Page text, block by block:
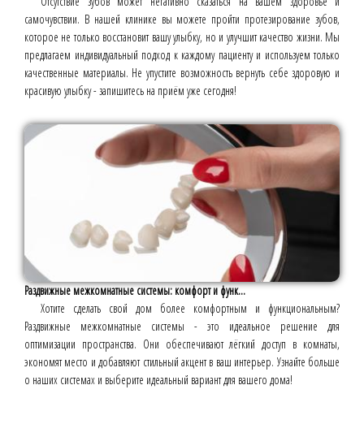
самочувствии. В нашей клинике вы можете пройти протезирование зубов,
которое не только восстановит вашу улыбку, но и улучшит качество жизни. Мы
предлагаем индивидуальный подход к каждому пациенту и используем только
качественные материалы. Не упустите возможность вернуть себе здоровую и
красивую улыбку - запишитесь на приём уже сегодня!
Раздвижные межкомнатные системы: комфорт и функ...
Хотите сделать свой дом более комфортным и функциональным?
Раздвижные межкомнатные системы - это идеальное решение для
оптимизации пространства. Они обеспечивают лёгкий доступ в комнаты,
экономят место и добавляют стильный акцент в ваш интерьер. Узнайте больше
о наших системах и выберите идеальный вариант для вашего дома!